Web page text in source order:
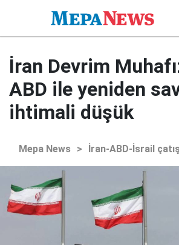
İran Devrim
ABD ile yeniden
ihtimali düşük
Mepa News > İran-ABD-İsrail